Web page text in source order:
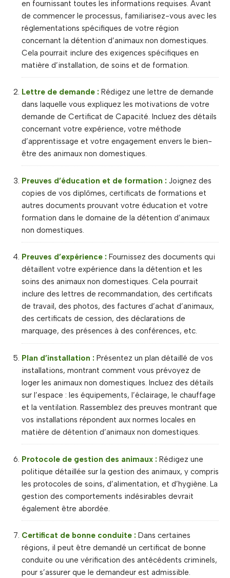
en fournissant toutes les informations requises. Avant
de commencer le processus, familiarisez-vous avec les
réglementations spécifiques de votre région
concernant la détention d’animaux non domestiques.
Cela pourrait inclure des exigences spécifiques en
matière d’installation, de soins et de formation.
Lettre de demande : Rédigez une lettre de demande
dans laquelle vous expliquez les motivations de votre
demande de Certificat de Capacité. Incluez des détails
concernant votre expérience, votre méthode
d’apprentissage et votre engagement envers le bien-
être des animaux non domestiques.
Preuves d’éducation et de formation : Joignez des
copies de vos diplômes, certificats de formations et
autres documents prouvant votre éducation et votre
formation dans le domaine de la détention d’animaux
non domestiques.
Preuves d’expérience : Fournissez des documents qui
détaillent votre expérience dans la détention et les
soins des animaux non domestiques. Cela pourrait
inclure des lettres de recommandation, des certificats
de travail, des photos, des factures d’achat d’animaux,
des certificats de cession, des déclarations de
marquage, des présences à des conférences, etc.
Plan d’installation : Présentez un plan détaillé de vos
installations, montrant comment vous prévoyez de
loger les animaux non domestiques. Incluez des détails
sur l’espace : les équipements, l’éclairage, le chauffage
et la ventilation. Rassemblez des preuves montrant que
vos installations répondent aux normes locales en
matière de détention d’animaux non domestiques.
Protocole de gestion des animaux : Rédigez une
politique détaillée sur la gestion des animaux, y compris
les protocoles de soins, d’alimentation, et d’hygiène. La
gestion des comportements indésirables devrait
également être abordée.
Certificat de bonne conduite : Dans certaines
régions, il peut être demandé un certificat de bonne
conduite ou une vérification des antécédents criminels,
pour s’assurer que le demandeur est admissible.